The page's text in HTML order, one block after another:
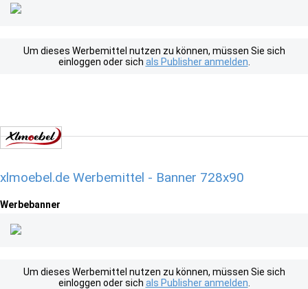
Um dieses Werbemittel nutzen zu können, müssen Sie sich
einloggen oder sich als Publisher anmelden
xlmoebel.de Werbemittel - Banner 728x90
Werbebanner
Um dieses Werbemittel nutzen zu können, müssen Sie sich
einloggen oder sich als Publisher anmelden